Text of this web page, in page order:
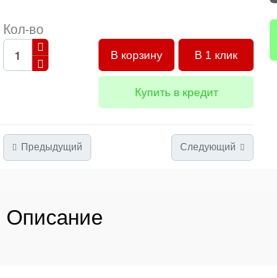
Кол-во
В 1 клик
Купить в кредит
Предыдущий Следующий
Описание